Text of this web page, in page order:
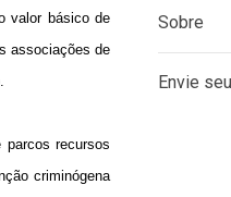
valor básico de
associações de
recursos
criminógena